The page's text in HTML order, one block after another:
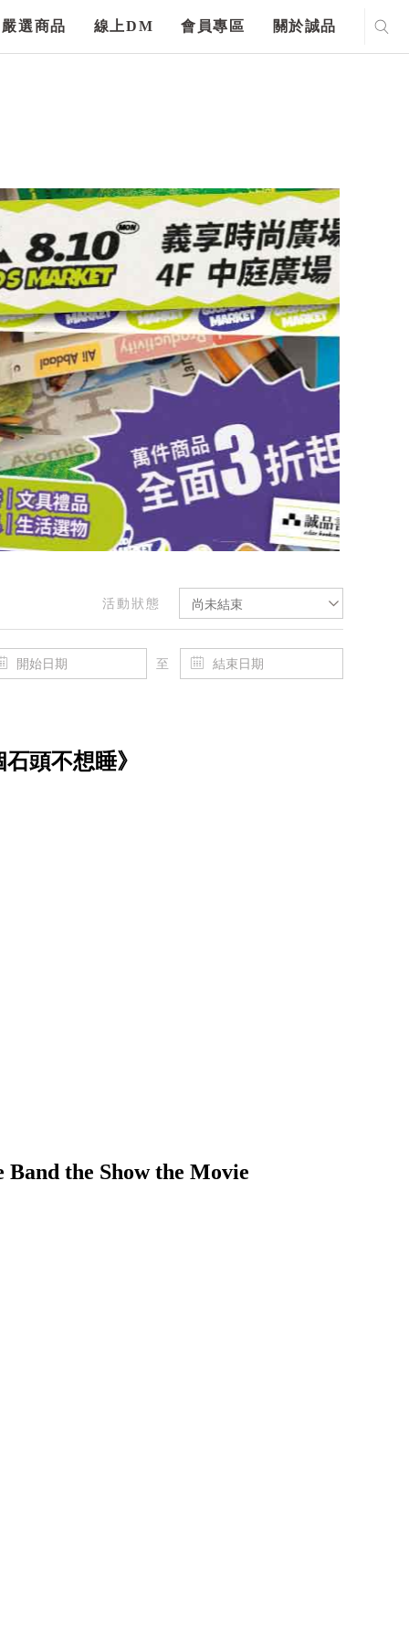
嚴選商品 線上DM 會員專區 關於誠品
活動狀態 尚未結束
至
頭不想睡》
the Show the Movie